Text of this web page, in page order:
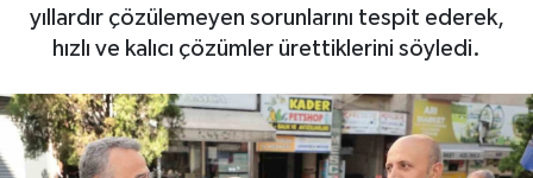
yıllardır çözülemeyen sorunlarını tespit ederek,
hızlı ve kalıcı çözümler ürettiklerini söyledi.
Otovitrin
Magazin
Haber Arşivi